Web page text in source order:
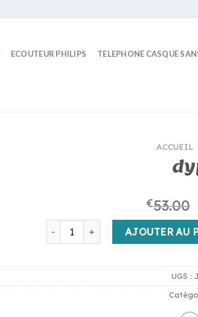
ECOUTEUR PHILIPS TELEPHONE CASQUE
ACCUEIL
€53.00
quantité de dyplo 2AJOUTER AU
UGS :